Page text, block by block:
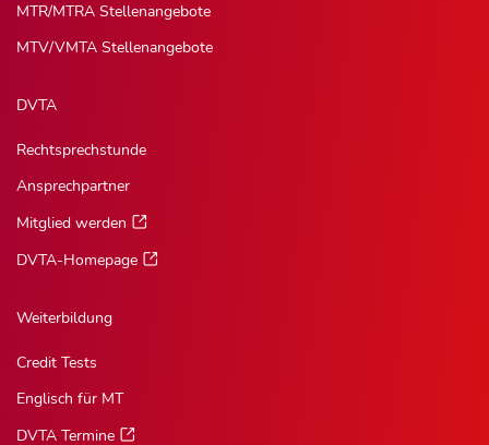
MTR/MTRA Stellenangebote
MTV/VMTA Stellenangebote
DVTA
Rechtsprechstunde
Ansprechpartner
Mitglied werden
DVTA-Homepage
Weiterbildung
Credit Tests
Englisch für MT
DVTA Termine